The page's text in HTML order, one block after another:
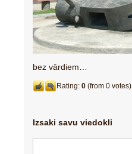
bez vārdiem…
Rating: 0 (from 0 votes)
Izsaki savu viedokli